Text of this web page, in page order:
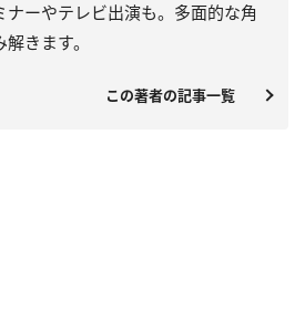
ーやテレビ出演も。多面的な角
きます。
この著者の記事一覧